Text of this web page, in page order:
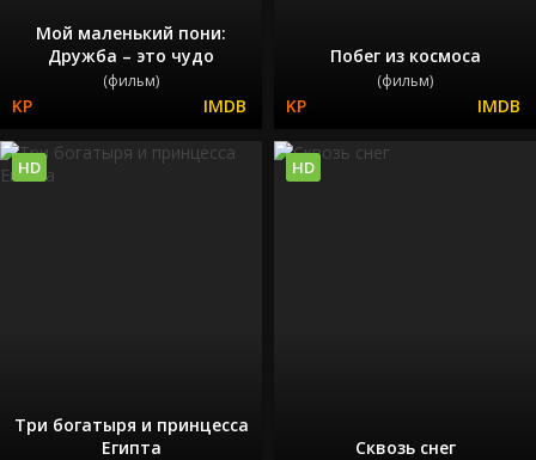
Мой маленький пони:
Дружба – это чудо
(фильм)
Побег из космоса
(фильм)
Три богатыря и принцесса
Египта
HD
Сквозь снег
HD